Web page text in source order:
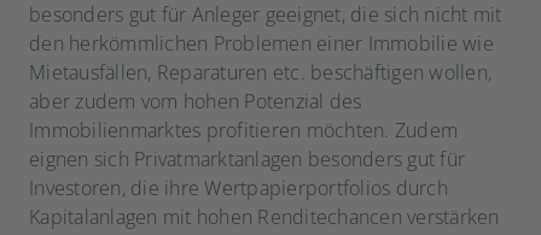
besonders gut für Anleger geeignet, die sich nicht mit
den herkömmlichen Problemen einer Immobilie wie
Mietausfällen, Reparaturen etc. beschäftigen wollen,
aber zudem vom hohen Potenzial des
Immobilienmarktes profitieren möchten. Zudem
eignen sich Privatmarktanlagen besonders gut für
Investoren, die ihre Wertpapierportfolios durch
Kapitalanlagen mit hohen Renditechancen verstärken